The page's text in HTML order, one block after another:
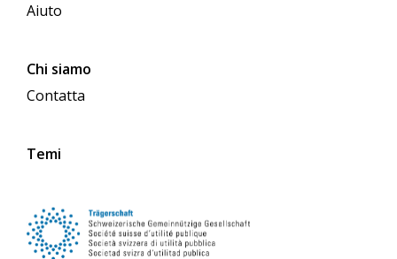
Aiuto
Chi siamo
Contatta
Temi